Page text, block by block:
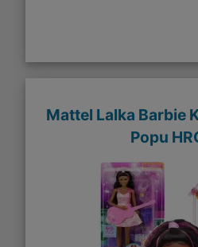
Mattel Lalka Barbie
Popu